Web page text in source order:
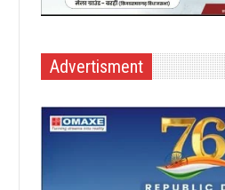
Advertisment